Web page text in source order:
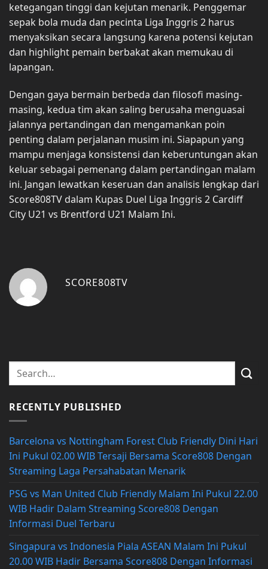
ketegangan tinggi dan kejutan menarik. Penggemar
sepak bola muda dan pecinta Liga Inggris 2 harus
menyaksikan secara langsung karena potensi kejutan
dan highlight pemain berbakat akan memukau di
lapangan.
Dengan gaya bermain berbeda dan filosofi masing-
masing, kedua tim akan saling berusaha menguasai
jalannya pertandingan dan mengamankan poin
penting dalam perjalanan musim ini. Siapapun yang
mampu menjaga konsistensi dan keberuntungan akan
keluar sebagai pemenang dalam pertandingan malam
ini. Jangan lewatkan keseruan dan analisis lengkap dari
Score808TV dalam Kupas Duel Liga Inggris 2 Cardiff
City U21 vs Brentford U21 Malam Ini.
SCORE808TV
RECENTLY PUBLISHED
Barcelona vs Nottingham Forest Club Friendly Dini Hari
Ini Pukul 02.00 WIB Tersaji Bersama Score808 Dengan
Streaming Laga Persahabatan Menarik
PSG vs Man United Club Friendly Malam Ini Pukul 22.00
WIB Hadir Dalam Streaming Score808 Dengan
Informasi Duel Terbaru
Singapura vs Indonesia Piala ASEAN Malam Ini Pukul
20.00 WIB Hadir Bersama Score808 Dengan Informasi